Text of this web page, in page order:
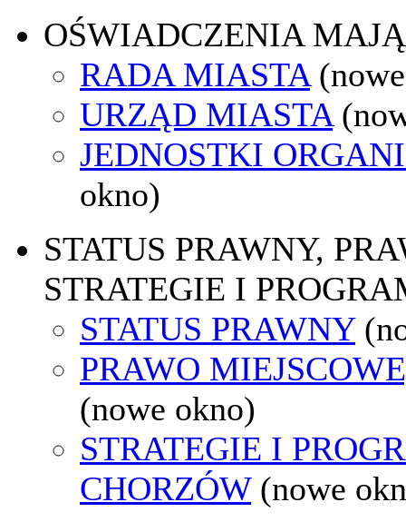
OŚWIADCZENIA
RADA MIASTA
URZĄD MIASTA
JEDNOSTKI
okno)
STATUS PRAWNY,
STRATEGIE I
STATUS PRAWNY
PRAWO
(nowe okno)
STRATEGIE I
CHORZÓW (nowe